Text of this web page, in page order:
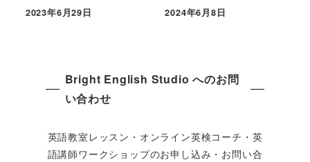
2023年6月29日 2024年6月8日
Bright English Studio へのお問
い合わせ
英語教室レッスン・オンライン英検コーチ・英
語講師ワークショップのお申し込み・お問い合